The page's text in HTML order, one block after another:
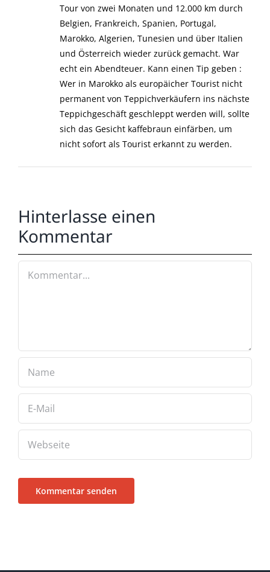
Tour von zwei Monaten und 12.000 km durch
Belgien, Frankreich, Spanien, Portugal,
Marokko, Algerien, Tunesien und über Italien
und Österreich wieder zurück gemacht. War
echt ein Abendteuer. Kann einen Tip geben :
Wer in Marokko als europäicher Tourist nicht
permanent von Teppichverkäufern ins nächste
Teppichgeschäft geschleppt werden will, sollte
sich das Gesicht kaffebraun einfärben, um
nicht sofort als Tourist erkannt zu werden.
Hinterlasse einen
Kommentar